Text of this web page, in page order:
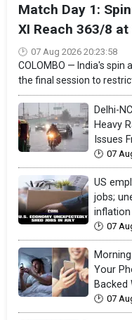
Match Day 1:
XI Reach 363/8
07 Aug 2026 20:23:58
COLOMBO — India's spin
the final session to restrict
Delhi-
Heavy
Issues
07
US
jobs;
inflation
07
Your
Backed
07